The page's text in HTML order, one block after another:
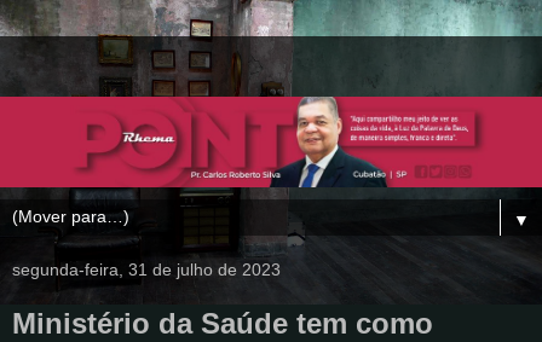
▼
segunda-feira, 31 de julho de 2023
Ministério da Saúde tem como